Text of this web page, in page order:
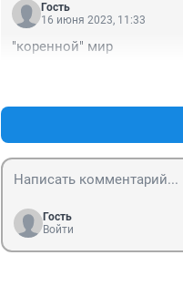
Гость
16 июня 2023, 11:33
"коренной" мир
Гость
Войти